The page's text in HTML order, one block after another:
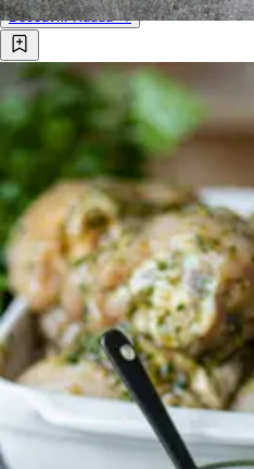
Découvrir Kuddu →